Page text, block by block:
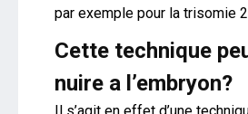
par exemple pour la trisomie
Cette technique
nuire a l’embryon?
Il s’agit en effet d’une